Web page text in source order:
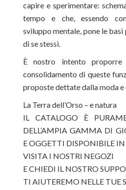
capire e sperimentare:
tempo e che, essendo
sviluppo mentale, pone le
di se stessi.
È nostro intento
consolidamento di queste
proposte dettate dalla moda
La Terra dell’Orso – e natura
IL CATALOGO È
DELL’AMPIA GAMMA DI
E OGGETTI DISPONIBILE
VISITA I NOSTRI NEGOZI
E CHIEDI IL NOSTRO
TI AIUTEREMO NELLE TUE